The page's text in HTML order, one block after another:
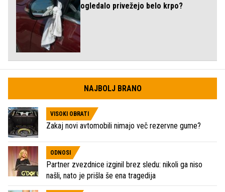
ogledalo privežejo belo krpo?
NAJBOLJ BRANO
VISOKI OBRATI
Zakaj novi avtomobili nimajo več rezervne gume?
ODNOSI
Partner zvezdnice izginil brez sledu: nikoli ga niso
našli, nato je prišla še ena tragedija